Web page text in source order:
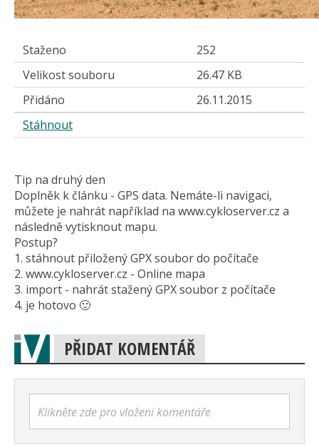
Staženo
252
Velikost souboru
26.47 KB
Přidáno
26.11.2015
Stáhnout
Tip na druhý den
Doplněk k článku - GPS data. Nemáte-li navigaci,
můžete je nahrát například na www.cykloserver.cz a
následně vytisknout mapu.
Postup?
1. stáhnout přiložený GPX soubor do počítače
2. www.cykloserver.cz - Online mapa
3. import - nahrát stažený GPX soubor z počítače
4. je hotovo 🙂
PŘIDAT KOMENTÁŘ
Klikněte zde pro vložení komentáře